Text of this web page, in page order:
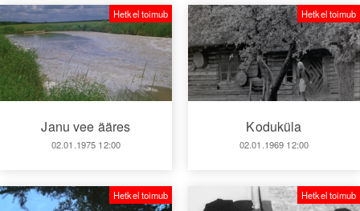
Janu vee ääres
02.01.1975 12:00
Hetkel toimub
Koduküla
02.01.1969 12:00
Hetkel toimub
Hetkel toimub Hetkel toimub